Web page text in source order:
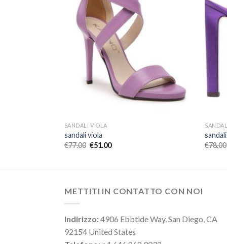
SANDALI VIOLA
sandali viola
€77.00 €51.00
€78.00
METTITI IN CONTATTO CON NOI
Indirizzo:4906 Ebbtide Way, San Diego, CA
92154 United States